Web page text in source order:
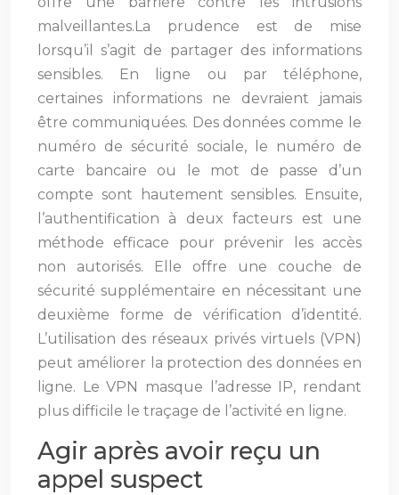
malveillantes.La prudence est de mise
lorsqu’il s’agit de partager des informations
sensibles. En ligne ou par téléphone,
certaines informations ne devraient jamais
être communiquées. Des données comme le
numéro de sécurité sociale, le numéro de
carte bancaire ou le mot de passe d’un
compte sont hautement sensibles. Ensuite,
l’authentification à deux facteurs est une
méthode efficace pour prévenir les accès
non autorisés. Elle offre une couche de
sécurité supplémentaire en nécessitant une
deuxième forme de vérification d’identité.
L’utilisation des réseaux privés virtuels (VPN)
peut améliorer la protection des données en
ligne. Le VPN masque l’adresse IP, rendant
plus difficile le traçage de l’activité en ligne.
Agir après avoir reçu un
appel suspect